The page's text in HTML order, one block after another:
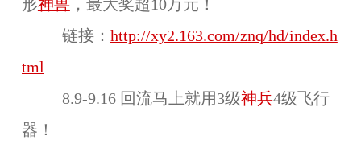
形神兽 ，最大奖超10万元！
链接： http://xy2.163.com/znq/hd/index.h
tml
8.9-9.16 回流马上就用3级神兵4级飞行
器！